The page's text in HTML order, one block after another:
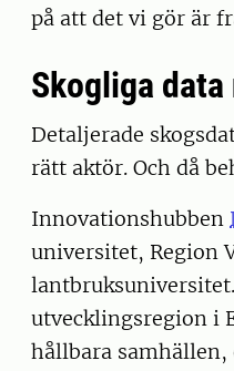
på att det vi gör är
Skogliga
Detaljerade
rätt aktör. Och då
Innovationshubben
universitet, Region
utvecklingsregion i
hållbara